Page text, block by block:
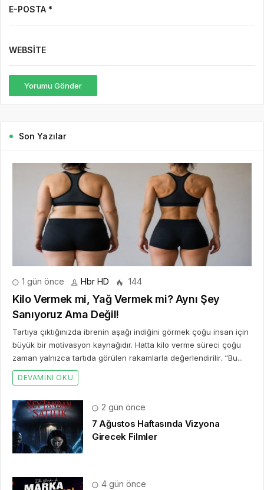
E-POSTA *
WEBSITE
Yorumu Gönder
Son Yazılar
1 gün önce Hbr HD 144
Kilo Vermek mi, Yağ Vermek mi? Aynı Şey
Sanıyoruz Ama Değil!
Tartıya çıktığınızda ibrenin aşağı indiğini görmek çoğu insan için
büyük bir motivasyon kaynağıdır. Hatta kilo verme süreci çoğu
zaman yalnızca tartıda görülen rakamlarla değerlendirilir. “Bu...
DEVAMINI OKU
2 gün önce
7 Ağustos Haftasında Vizyona
Girecek Filmler
4 gün önce